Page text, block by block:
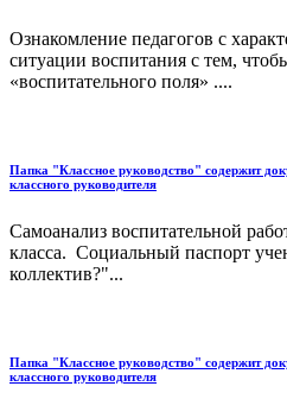
Ознакомление педагогов с
ситуации воспитания с тем,
«воспитательного поля» ....
Папка "Классное руководство" содержит
классного руководителя
Самоанализ воспитательной
класса. Социальный паспорт
коллектив?"...
Папка "Классное руководство" содержит
классного руководителя